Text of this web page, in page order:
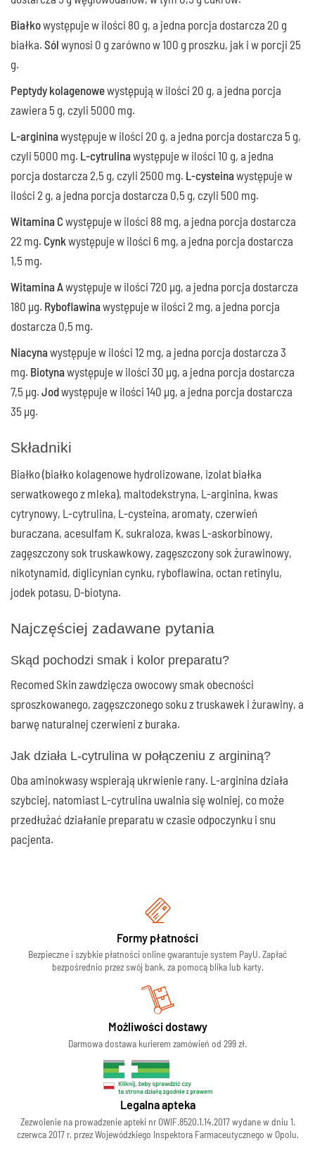
Białkowystępuje w ilości 80 g, a jedna porcja dostarcza 20 g
białka. Sól wynosi 0 g zarówno w 100 g proszku, jak i w porcji 25
g.
Peptydy kolagenowewystępują w ilości 20 g, a jedna porcja
zawiera 5 g, czyli 5000 mg.
L-argininawystępuje w ilości 20 g, a jedna porcja dostarcza 5 g,
czyli 5000 mg. L-cytrulinawystępuje w ilości 10 g, a jedna
porcja dostarcza 2,5 g, czyli 2500 mg. L-cysteinawystępuje w
ilości 2 g, a jedna porcja dostarcza 0,5 g, czyli 500 mg.
Witamina C występuje w ilości 88 mg, a jedna porcja dostarcza
22 mg. Cynk występuje w ilości 6 mg, a jedna porcja dostarcza
1,5 mg.
Witamina A występuje w ilości 720 µg, a jedna porcja dostarcza
180 µg. Ryboflawinawystępuje w ilości 2 mg, a jedna porcja
dostarcza 0,5 mg.
Niacynawystępuje w ilości 12 mg, a jedna porcja dostarcza 3
mg. Biotynawystępuje w ilości 30 µg, a jedna porcja dostarcza
7,5 µg. Jodwystępuje w ilości 140 µg, a jedna porcja dostarcza
35 µg.
Składniki
Białko (białko kolagenowe hydrolizowane, izolat białka
serwatkowego z mleka), maltodekstryna, L-arginina, kwas
cytrynowy, L-cytrulina, L-cysteina, aromaty, czerwień
buraczana, acesulfam K, sukraloza, kwas L-askorbinowy,
zagęszczony sok truskawkowy, zagęszczony sok żurawinowy,
nikotynamid, diglicynian cynku, ryboflawina, octan retinylu,
jodek potasu, D-biotyna.
Najczęściej zadawane pytania
Skąd pochodzi smak i kolor preparatu?
Recomed Skin zawdzięcza owocowy smak obecności
sproszkowanego, zagęszczonego soku z truskawek i żurawiny, a
barwę naturalnej czerwieni z buraka.
Jak działa L-cytrulina w połączeniu z argininą?
Oba aminokwasy wspierają ukrwienie rany. L-arginina działa
szybciej, natomiast L-cytrulina uwalnia się wolniej, co może
przedłużać działanie preparatu w czasie odpoczynku i snu
pacjenta.
Formy płatności
Bezpieczne i szybkie płatności online gwarantuje system PayU. Zapłać
bezpośrednio przez swój bank, za pomocą blika lub karty.
Możliwości dostawy
Darmowa dostawa kurierem zamówień od 299 zł.
Legalna apteka
Zezwolenie na prowadzenie apteki nr OWIF.8520.1.14.2017 wydane w dniu 1.
czerwca 2017 r. przez Wojewódzkiego Inspektora Farmaceutycznego w Opolu.